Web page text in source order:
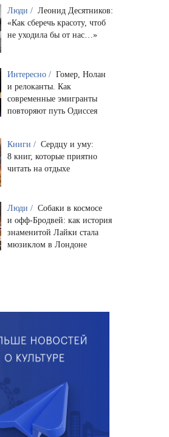
Люди / Леонид Десятников:
«Как сберечь красоту, чтоб
не уходила бы от нас…»
Интересно / Гомер, Нолан
и релоканты. Как
современные эмигранты
повторяют путь Одиссея
Книги / Сердцу и уму:
8 книг, которые приятно
читать на отдыхе
Люди / Собаки в космосе
и офф-Бродвей: как история
знаменитой Лайки стала
мюзиклом в Лондоне